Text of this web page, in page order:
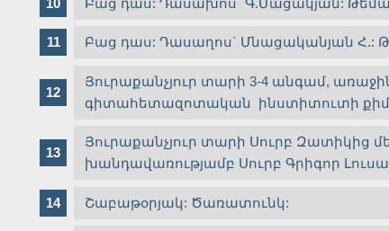
Բաց դաս: Դասաղոս` Մնացականյան
Յուրաքանչյուր տարի 3-4 անգամ,
գիտահետազոտական ինստիտուտի
Յուրաքանչյուր տարի Սուրբ Զատիկից
խանդավառությամբ Սուրբ Գրիգոր
Շաբաթօրյակ: Ծառատունկ: